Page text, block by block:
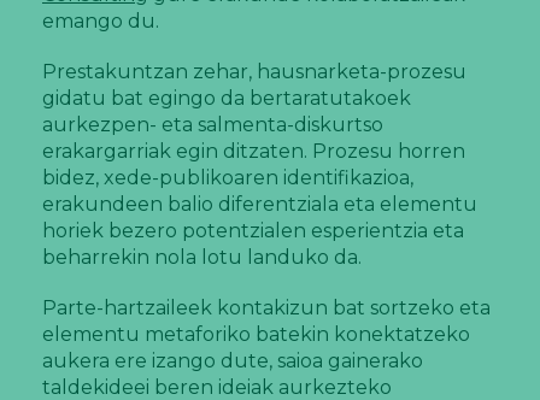
emango du.
Prestakuntzan zehar, hausnarketa-prozesu
gidatu bat egingo da bertaratutakoek
aurkezpen- eta salmenta-diskurtso
erakargarriak egin ditzaten. Prozesu horren
bidez, xede-publikoaren identifikazioa,
erakundeen balio diferentziala eta elementu
horiek bezero potentzialen esperientzia eta
beharrekin nola lotu landuko da.
Parte-hartzaileek kontakizun bat sortzeko eta
elementu metaforiko batekin konektatzeko
aukera ere izango dute, saioa gainerako
taldekideei beren ideiak aurkezteko